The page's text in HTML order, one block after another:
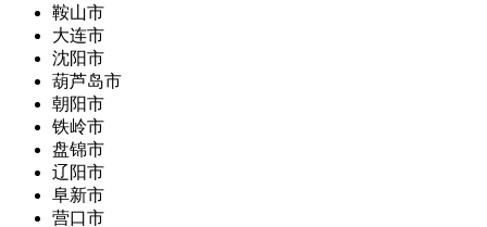
鞍山市
大连市
沈阳市
葫芦岛市
朝阳市
铁岭市
盘锦市
辽阳市
阜新市
营口市